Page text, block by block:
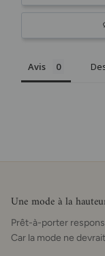
Avis
Une mode à la
Prêt-à-porter
Car la mode ne